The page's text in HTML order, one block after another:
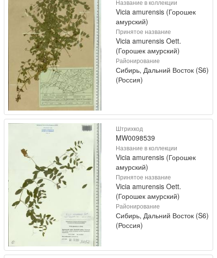
Название в коллекции
Vicia amurensis (Горошек
амурский)
Принятое название
Vicia amurensis Oett.
(Горошек амурский)
Районирование
Сибирь, Дальний Восток (S6)
(Россия)
Штрихкод
MW0098539
Название в коллекции
Vicia amurensis (Горошек
амурский)
Принятое название
Vicia amurensis Oett.
(Горошек амурский)
Районирование
Сибирь, Дальний Восток (S6)
(Россия)